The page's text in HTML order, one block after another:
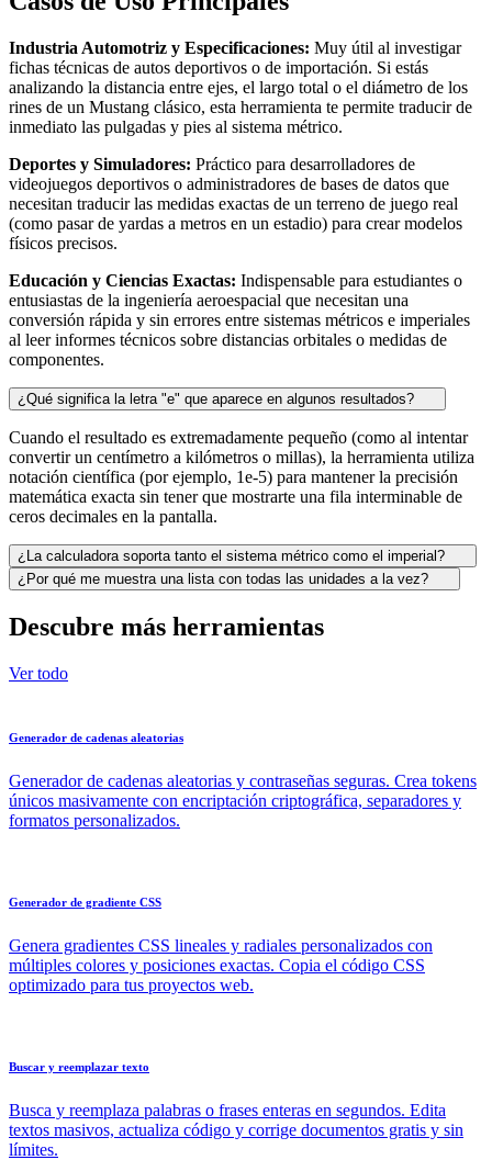
Industria Automotriz y Especificaciones: Muy útil al investigar
fichas técnicas de autos deportivos o de importación. Si estás
analizando la distancia entre ejes, el largo total o el diámetro de los
rines de un Mustang clásico, esta herramienta te permite traducir de
inmediato las pulgadas y pies al sistema métrico.
Deportes y Simuladores: Práctico para desarrolladores de
videojuegos deportivos o administradores de bases de datos que
necesitan traducir las medidas exactas de un terreno de juego real
(como pasar de yardas a metros en un estadio) para crear modelos
físicos precisos.
Educación y Ciencias Exactas: Indispensable para estudiantes o
entusiastas de la ingeniería aeroespacial que necesitan una
conversión rápida y sin errores entre sistemas métricos e imperiales
al leer informes técnicos sobre distancias orbitales o medidas de
componentes.
¿Qué significa la letra "e" que aparece en algunos resultados?
Cuando el resultado es extremadamente pequeño (como al intentar
convertir un centímetro a kilómetros o millas), la herramienta utiliza
notación científica (por ejemplo, 1e-5) para mantener la precisión
matemática exacta sin tener que mostrarte una fila interminable de
ceros decimales en la pantalla.
¿La calculadora soporta tanto el sistema métrico como el imperial?
¿Por qué me muestra una lista con todas las unidades a la vez?
Descubre más herramientas
Ver todo
Generador de cadenas aleatorias
Generador de cadenas aleatorias y contraseñas seguras. Crea tokens
únicos masivamente con encriptación criptográfica, separadores y
formatos personalizados.
Generador de gradiente CSS
Genera gradientes CSS lineales y radiales personalizados con
múltiples colores y posiciones exactas. Copia el código CSS
optimizado para tus proyectos web.
Buscar y reemplazar texto
Busca y reemplaza palabras o frases enteras en segundos. Edita
textos masivos, actualiza código y corrige documentos gratis y sin
límites.